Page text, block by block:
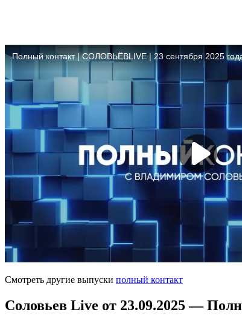
Смотреть другие выпуски полный контакт
Соловьев Live от 23.09.2025 —